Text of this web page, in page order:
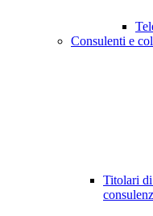
Consulenti e
Titolari